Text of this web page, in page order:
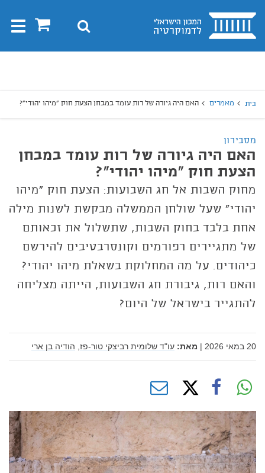
בית 0 חיפוש
בית מאמרים האם היה גיורה של רות עומד במבחן הצעת חוק "מיהו יהודי"?
מסבירון
האם היה גיורה של רות עומד במבחן
הצעת חוק "מיהו יהודי"?
מחוק השבות אל חג השבועות: הצעת חוק "מיהו
יהודי" שעל שולחן הממשלה מבקשת לשנות מילה
אחת בלבד בחוק השבות, שתשלול את זכאותם
של מתגיירים רפורמים וקונסרבטיבים להירשם
כיהודים. על מה המחלוקת בשאלת מיהו יהודי?
והאם רות, גיבורת חג השבועות, הייתה מצליחה
להתגייר בישראל של היום?
20 במאי 2026 | מאת: עו"ד שלומית רביצקי טור-פז, הודיה בן ארי